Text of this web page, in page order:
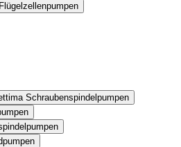
Flügelzellenpumpen
Schraubenspindelpumpen